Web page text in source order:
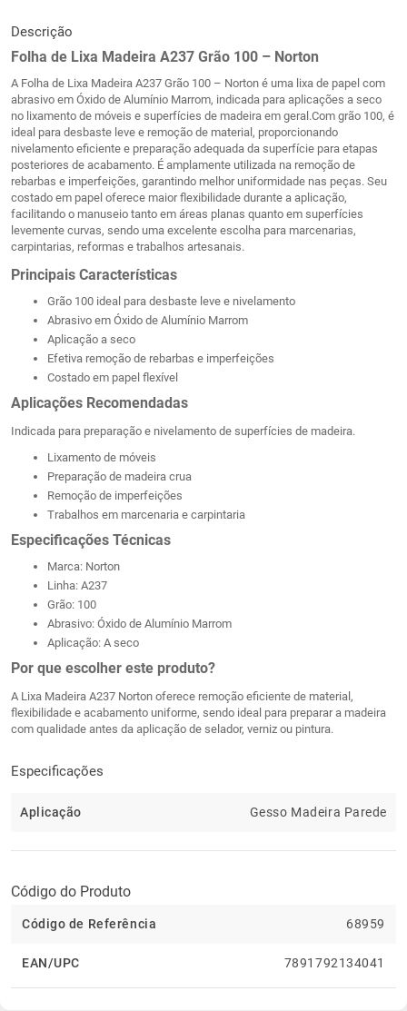
Descrição
Folha de Lixa Madeira A237 Grão 100 – Norton
A Folha de Lixa Madeira A237 Grão 100 – Norton é uma lixa de papel com
abrasivo em Óxido de Alumínio Marrom, indicada para aplicações a seco
no lixamento de móveis e superfícies de madeira em geral.Com grão 100, é
ideal para desbaste leve e remoção de material, proporcionando
nivelamento eficiente e preparação adequada da superfície para etapas
posteriores de acabamento. É amplamente utilizada na remoção de
rebarbas e imperfeições, garantindo melhor uniformidade nas peças. Seu
costado em papel oferece maior flexibilidade durante a aplicação,
facilitando o manuseio tanto em áreas planas quanto em superfícies
levemente curvas, sendo uma excelente escolha para marcenarias,
carpintarias, reformas e trabalhos artesanais.
Principais Características
Grão 100 ideal para desbaste leve e nivelamento
Abrasivo em Óxido de Alumínio Marrom
Aplicação a seco
Efetiva remoção de rebarbas e imperfeições
Costado em papel flexível
Aplicações Recomendadas
Indicada para preparação e nivelamento de superfícies de madeira.
Lixamento de móveis
Preparação de madeira crua
Remoção de imperfeições
Trabalhos em marcenaria e carpintaria
Especificações Técnicas
Marca: Norton
Linha: A237
Grão: 100
Abrasivo: Óxido de Alumínio Marrom
Aplicação: A seco
Por que escolher este produto?
A Lixa Madeira A237 Norton oferece remoção eficiente de material,
flexibilidade e acabamento uniforme, sendo ideal para preparar a madeira
com qualidade antes da aplicação de selador, verniz ou pintura.
Especificações
Aplicação Gesso Madeira Parede
Código do Produto
Código de Referência 68959
EAN/UPC 7891792134041